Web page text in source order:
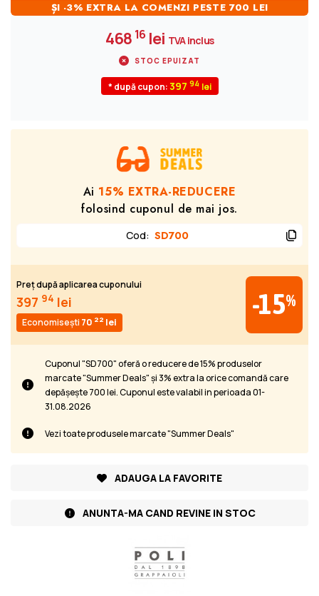
ȘI -3% EXTRA LA COMENZI PESTE 700 LEI
468 16 lei TVA inclus
STOC EPUIZAT
* după cupon:397 94
Ai 15% EXTRA-REDUCERE
folosind cuponul de mai jos.
Cod: SD700
Preț după aplicarea cuponului
397 94 lei
Economisești 70 22 lei
-15%
Cuponul "SD700" oferă o reducere de 15% produselor
marcate "Summer Deals" și 3% extra la orice comandă care
depășește 700 lei. Cuponul este valabil in perioada 01-
31.08.2026
Vezi toate produsele marcate "Summer Deals"
ADAUGA LA FAVORITE
ANUNTA-MA CAND REVINE IN STOC